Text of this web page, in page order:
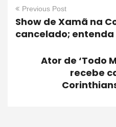
Previous Post
Show de Xamã na
cancelado; entenda
Ator de ‘Todo
recebe